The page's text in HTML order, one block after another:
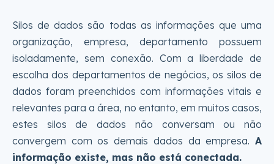
Silos de dados são todas as informações que uma
organização, empresa, departamento possuem
isoladamente, sem conexão. Com a liberdade de
escolha dos departamentos de negócios, os silos de
dados foram preenchidos com informações vitais e
relevantes para a área, no entanto, em muitos casos,
estes silos de dados não conversam ou não
convergem com os demais dados da empresa. A
informação existe, mas não está conectada.